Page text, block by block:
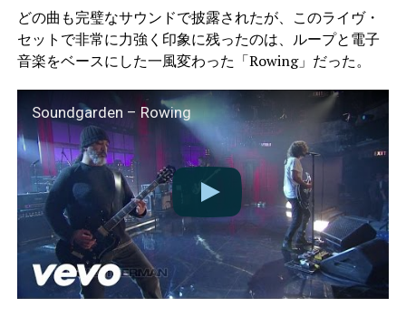
どの曲も完璧なサウンドで披露されたが、このライヴ・
セットで非常に力強く印象に残ったのは、ループと電子
音楽をベースにした一風変わった「Rowing」だった。
Soundgarden – Rowing